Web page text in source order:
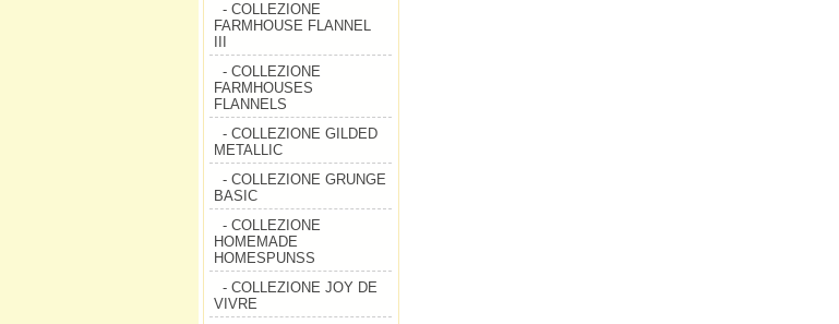
- COLLEZIONE
FARMHOUSE FLANNEL
- COLLEZIONE
FARMHOUSES
FLANNELS
- COLLEZIONE GILDED
METALLIC
- COLLEZIONE GRUNGE
BASIC
- COLLEZIONE
HOMEMADE
HOMESPUNSS
- COLLEZIONE JOY DE
VIVRE